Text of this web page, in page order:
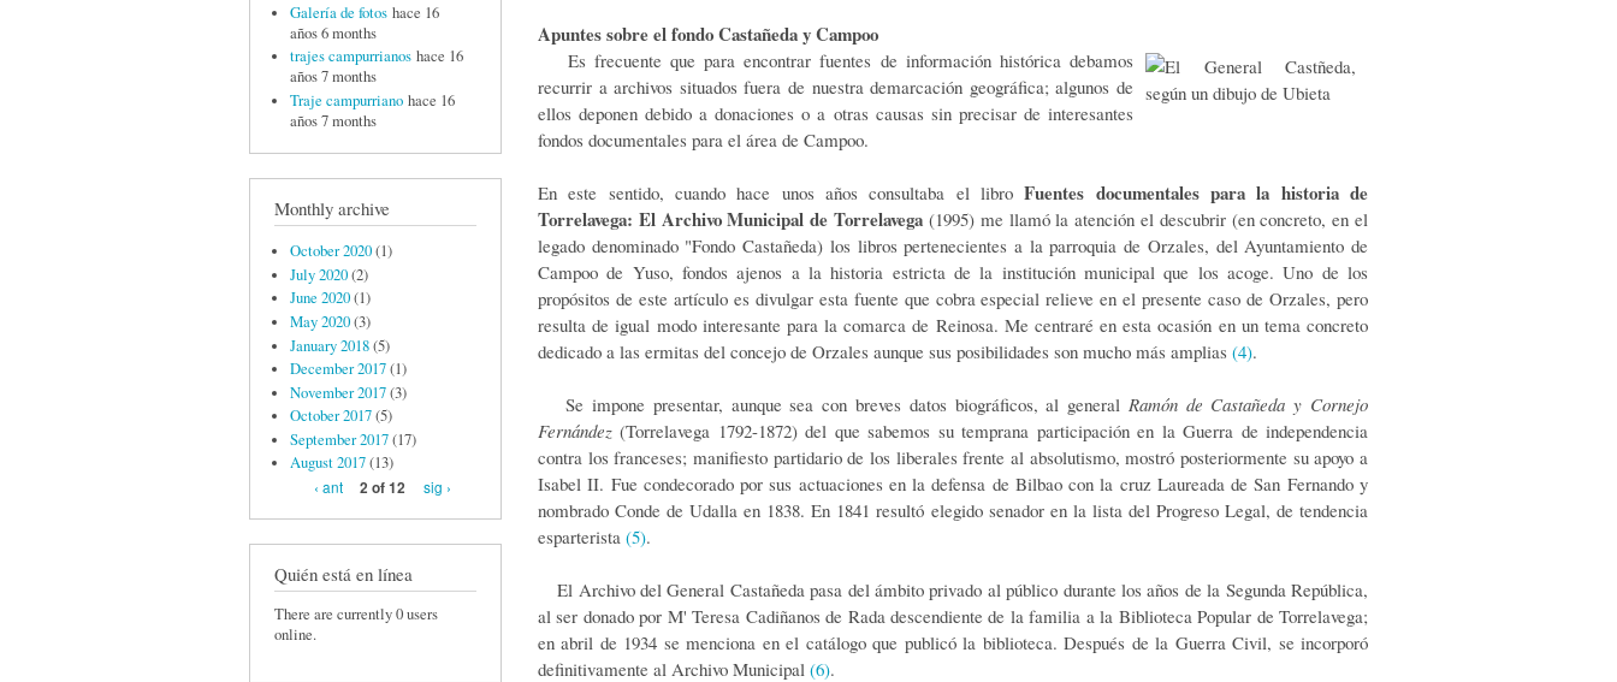
Galería de fotos hace 16
años 6 months
trajes campurrianos hace 16
años 7 months
Traje campurriano hace 16
años 7 months
Monthly archive
October 2020(1)
July 2020(2)
June 2020(1)
May 2020(3)
January 2018(5)
December 2017(1)
November 2017(3)
October 2017(5)
September 2017(17)
August 2017(13)
‹ ant
2 of 12 sig ›
Quién está en línea
There are currently 0 users
online.
Apuntes sobre el fondo Castañeda y Campoo
Es frecuente que para encontrar fuentes de información histórica debamos
recurrir a archivos situados fuera de nuestra demarcación geográfica; algunos de
ellos deponen debido a donaciones o a otras causas sin precisar de interesantes
fondos documentales para el área de Campoo.
En este sentido, cuando hace unos años consultaba el libroFuentes documentales para la historia de
Torrelavega: El Archivo Municipal de Torrelavega (1995) me llamó la atención el descubrir (en concreto, en el
legado denominado "Fondo Castañeda) los libros pertenecientes a la parroquia de Orzales, del Ayuntamiento de
Campoo de Yuso, fondos ajenos a la historia estricta de la institución municipal que los acoge. Uno de los
propósitos de este artículo es divulgar esta fuente que cobra especial relieve en el presente caso de Orzales, pero
resulta de igual modo interesante para la comarca de Reinosa. Me centraré en esta ocasión en un tema concreto
dedicado a las ermitas del concejo de Orzales aunque sus posibilidades son mucho más amplias (4).
Se impone presentar, aunque sea con breves datos biográficos, al general Ramón de Castañeda y Cornejo
Fernández (Torrelavega 1792-1872) del que sabemos su temprana participación en la Guerra de independencia
contra los franceses; manifiesto partidario de los liberales frente al absolutismo, mostró posteriormente su apoyo a
Isabel II. Fue condecorado por sus actuaciones en la defensa de Bilbao con la cruz Laureada de San Fernando y
nombrado Conde de Udalla en 1838. En 1841 resultó elegido senador en la lista del Progreso Legal, de tendencia
esparterista (5).
El Archivo del General Castañeda pasa del ámbito privado al público durante los años de la Segunda República,
al ser donado por M' Teresa Cadiñanos de Rada descendiente de la familia a la Biblioteca Popular de Torrelavega;
en abril de 1934 se menciona en el catálogo que publicó la biblioteca. Después de la Guerra Civil, se incorporó
definitivamente al Archivo Municipal (6).